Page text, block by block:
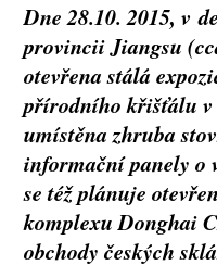
Dne 28.10. 2015, v
provincii Jiangsu
otevřena stálá
přírodního křišťálu v
umístěna zhruba
informační panely o
se též plánuje
komplexu Donghai
obchody českých